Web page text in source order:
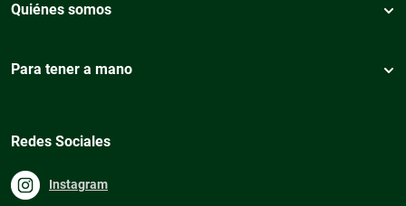
Quiénes somos
Para tener a mano
Redes Sociales
Instagram